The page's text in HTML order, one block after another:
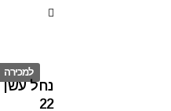
למכירה
ID
נחל
22